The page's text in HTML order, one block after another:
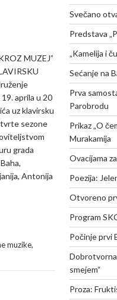
MUZEJ”
aprila u 20
uz klavirsku
sezone
grada
Antonija
muzike,
Svečano
Predstava
„Kamelija i
Sećanje na
Prva
Parobrodu
Prikaz „O
Murakamija
Ovacijama
Poezija:
Otvoreno
Program
Počinje prvi
Dobrotvorna
smejem“
Proza: